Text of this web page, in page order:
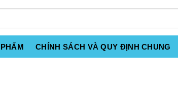
CHÍNH SÁCH VÀ QUY ĐỊNH CHUNG